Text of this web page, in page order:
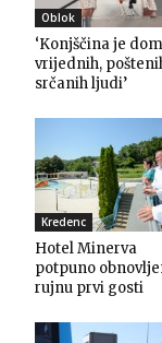
Oblok
‘Konjščina je dom
vrijednih,
srčanih ljudi’
Kredenc
Hotel Minerva
potpuno
rujnu prvi gosti